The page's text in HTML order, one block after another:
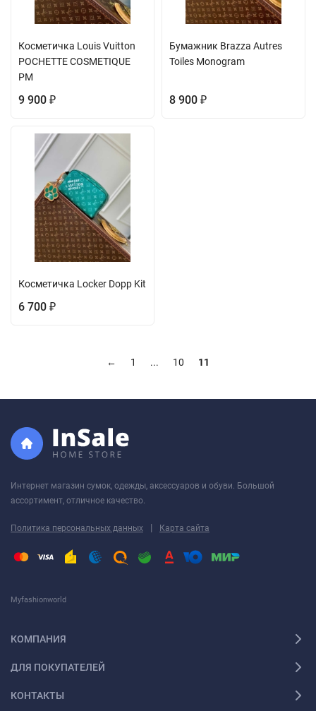
Косметичка Louis Vuitton
POCHETTE COSMETIQUE
PM
9 900 ₽
Бумажник Brazza Autres
Toiles Monogram
8 900 ₽
Косметичка Locker Dopp Kit
6 700 ₽
← 1 ... 10 11
Интернет магазин сумок, одежды, аксессуаров и обуви. Большой
ассортимент, отличное качество.
Политика персональных данных | Карта сайта
Myfashionworld
КОМПАНИЯ
ДЛЯ ПОКУПАТЕЛЕЙ
КОНТАКТЫ